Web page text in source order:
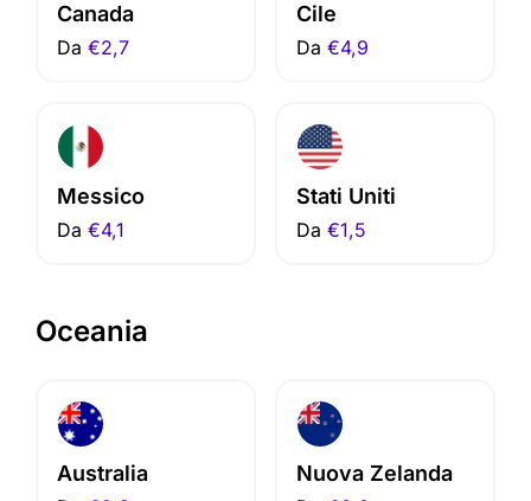
Canada
Da €2,7
Cile
Da €4,9
Messico
Da €4,1
Stati Uniti
Da €1,5
Oceania
Australia Nuova Zelanda